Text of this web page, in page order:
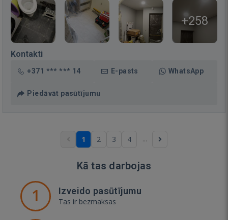
+258
Kontakti
+371 *** *** 14 E-pasts WhatsApp
Piedāvāt pasūtījumu
1 2 3 4 ...
Kā tas darbojas
1 Izveido pasūtījumu
Tas ir bezmaksas